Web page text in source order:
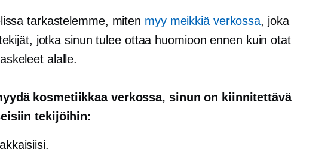
tarkastelemme, miten myy meikkiä verkossa, joka
jotka sinun tulee ottaa huomioon ennen kuin otat
alalle.
kosmetiikkaa verkossa, sinun on kiinnitettävä
tekijöihin: